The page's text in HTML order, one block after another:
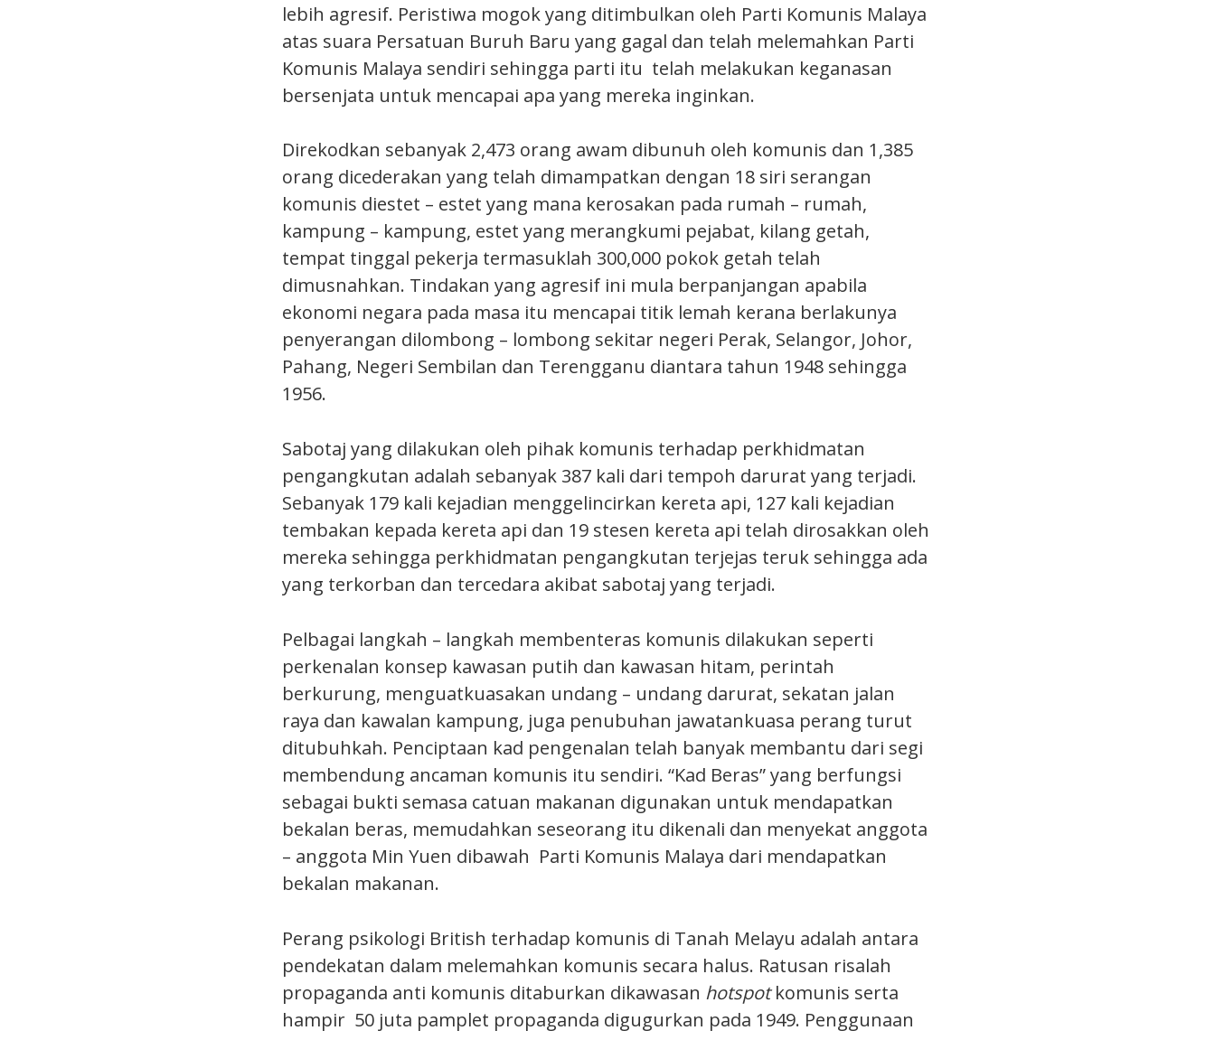
lebih agresif. Peristiwa mogok yang ditimbulkan oleh Parti Komunis Malaya
atas suara Persatuan Buruh Baru yang gagal dan telah melemahkan Parti
Komunis Malaya sendiri sehingga parti itu telah melakukan keganasan
bersenjata untuk mencapai apa yang mereka inginkan.
Direkodkan sebanyak 2,473 orang awam dibunuh oleh komunis dan 1,385
orang dicederakan yang telah dimampatkan dengan 18 siri serangan
komunis diestet – estet yang mana kerosakan pada rumah – rumah,
kampung – kampung, estet yang merangkumi pejabat, kilang getah,
tempat tinggal pekerja termasuklah 300,000 pokok getah telah
dimusnahkan. Tindakan yang agresif ini mula berpanjangan apabila
ekonomi negara pada masa itu mencapai titik lemah kerana berlakunya
penyerangan dilombong – lombong sekitar negeri Perak, Selangor, Johor,
Pahang, Negeri Sembilan dan Terengganu diantara tahun 1948 sehingga
1956.
Sabotaj yang dilakukan oleh pihak komunis terhadap perkhidmatan
pengangkutan adalah sebanyak 387 kali dari tempoh darurat yang terjadi.
Sebanyak 179 kali kejadian menggelincirkan kereta api, 127 kali kejadian
tembakan kepada kereta api dan 19 stesen kereta api telah dirosakkan oleh
mereka sehingga perkhidmatan pengangkutan terjejas teruk sehingga ada
yang terkorban dan tercedara akibat sabotaj yang terjadi.
Pelbagai langkah – langkah membenteras komunis dilakukan seperti
perkenalan konsep kawasan putih dan kawasan hitam, perintah
berkurung, menguatkuasakan undang – undang darurat, sekatan jalan
raya dan kawalan kampung, juga penubuhan jawatankuasa perang turut
ditubuhkah. Penciptaan kad pengenalan telah banyak membantu dari segi
membendung ancaman komunis itu sendiri. “Kad Beras” yang berfungsi
sebagai bukti semasa catuan makanan digunakan untuk mendapatkan
bekalan beras, memudahkan seseorang itu dikenali dan menyekat anggota
– anggota Min Yuen dibawah Parti Komunis Malaya dari mendapatkan
bekalan makanan.
Perang psikologi British terhadap komunis di Tanah Melayu adalah antara
pendekatan dalam melemahkan komunis secara halus. Ratusan risalah
propaganda anti komunis ditaburkan dikawasan hotspotkomunis serta
hampir 50 juta pamplet propaganda digugurkan pada 1949. Penggunaan